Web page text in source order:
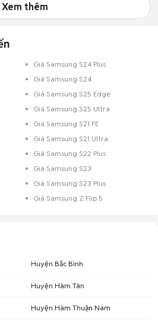
Xem thêm
Giá Samsung S24 Plus
Giá Samsung S24
Giá Samsung S25 Edge
Giá Samsung S25 Ultra
Giá Samsung S21 FE
Giá Samsung S21 Ultra
Giá Samsung S22 Plus
Giá Samsung S23
Giá Samsung S23 Plus
Giá Samsung Z Flip 5
Huyện Bắc Bình
Huyện Hàm Tân
Huyện Hàm Thuận Nam